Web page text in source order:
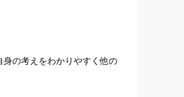
の考えをわかりやすく他の